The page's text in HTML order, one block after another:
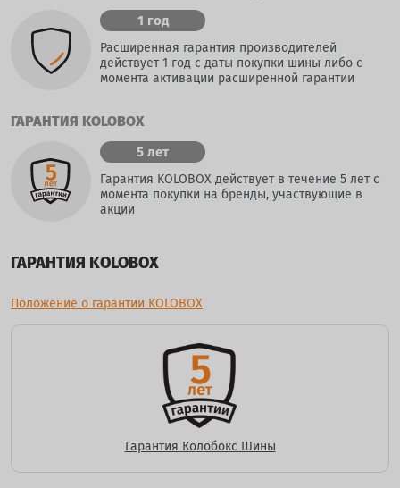
1 год
Расширенная гарантия производителей
действует 1 год с даты покупки шины либо с
момента активации расширенной гарантии
ГАРАНТИЯ KOLOBOX
5 лет
Гарантия KOLOBOX действует в течение 5 лет с
момента покупки на бренды, участвующие в
акции
ГАРАНТИЯ KOLOBOX
Положение о гарантии KOLOBOX
Гарантия Колобокс Шины